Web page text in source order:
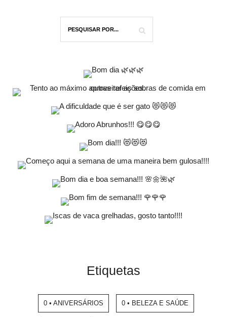
Etiquetas
0 • ANIVERSÁRIOS 0 • BELEZA E SAÚDE